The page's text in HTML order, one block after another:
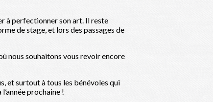
à perfectionner son art. Il reste
de stage, et lors des passages de
nous souhaitons vous revoir encore
et surtout à tous les bénévoles qui
prochaine !